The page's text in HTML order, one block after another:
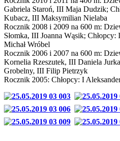
Gabriela Staroń, III Maja Dudzik;
Kubacz, III Maksymilian Nielaba
Rocznik 2008 i 2009 na 600 m:
Słomka, III Joanna Wąsik;
Michał Wróbel
Rocznik 2006 i 2007 na 600 m:
Kornelia Rzeszutek, III Daniela
Grobelny, III Filip Pietrzyk
Rocznik 2005: Chłopcy: I